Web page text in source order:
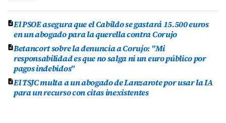
El PSOE asegura que el Cabildo se gastará 15.500 euros
en un abogado para la querella contra Corujo
Betancort sobre la denuncia a Corujo: "Mi
responsabilidad es que no salga ni un euro público por
pagos indebidos"
El TSJC multa a un abogado de Lanzarote por usar la IA
para un recurso con citas inexistentes